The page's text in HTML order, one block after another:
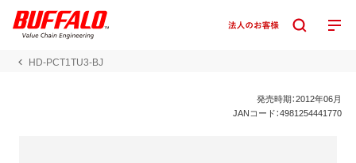
HD-PCT1TU3-BJ
発売時期：2012年06月
JANコード：4981254441770